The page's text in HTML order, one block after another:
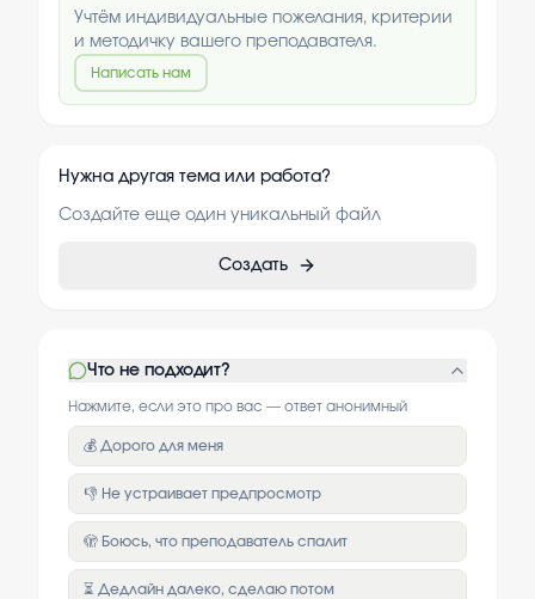
Учтём индивидуальные пожелания, критерии
и методичку вашего преподавателя.
Написать нам
Нужна другая тема или работа?
Создайте еще один уникальный файл
Создать
Что не подходит?
Нажмите, если это про вас — ответ анонимный
💰 Дорого для меня
👎 Не устраивает предпросмотр
🫣 Боюсь, что преподаватель спалит
⏳ Дедлайн далеко, сделаю потом